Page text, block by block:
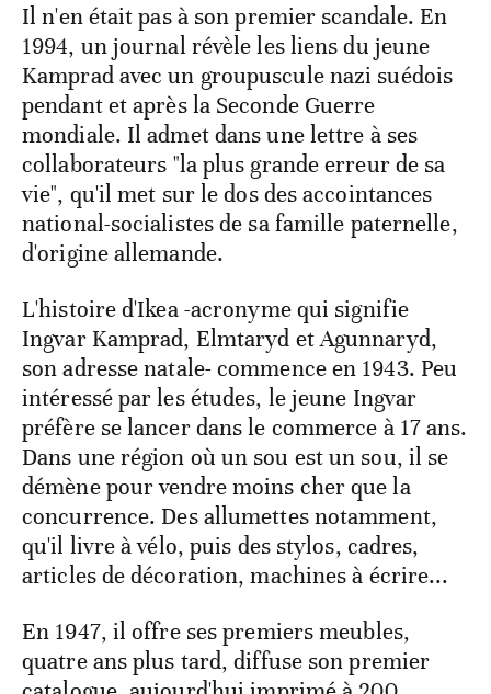
Il n'en était pas à son premier scandale. En
1994, un journal révèle les liens du jeune
Kamprad avec un groupuscule nazi suédois
pendant et après la Seconde Guerre
mondiale. Il admet dans une lettre à ses
collaborateurs "la plus grande erreur de sa
vie", qu'il met sur le dos des accointances
national-socialistes de sa famille paternelle,
d'origine allemande.
L'histoire d'Ikea -acronyme qui signifie
Ingvar Kamprad, Elmtaryd et Agunnaryd,
son adresse natale- commence en 1943. Peu
intéressé par les études, le jeune Ingvar
préfère se lancer dans le commerce à 17 ans.
Dans une région où un sou est un sou, il se
démène pour vendre moins cher que la
concurrence. Des allumettes notamment,
qu'il livre à vélo, puis des stylos, cadres,
articles de décoration, machines à écrire...
En 1947, il offre ses premiers meubles,
quatre ans plus tard, diffuse son premier